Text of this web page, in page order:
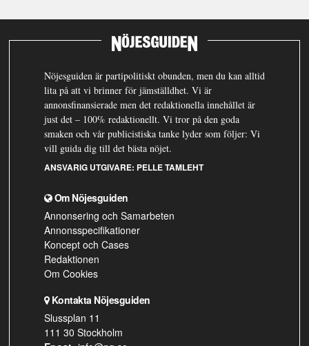
Nöjesguiden är partipolitiskt obunden, men du kan alltid
lita på att vi brinner för jämställdhet. Vi är
annonsfinansierade men det redaktionella innehållet är
just det – 100% redaktionellt. Vi tror på den goda
smaken och vår publicistiska tanke lyder som följer: Vi
vill guida dig till det bästa nöjet.
ANSVARIG UTGIVARE: PELLE TAMLEHT
Om Nöjesguiden
Annonsering och Samarbeten
Annonsspecifikationer
Koncept och Cases
Redaktionen
Om Cookies
Kontakta Nöjesguiden
Slussplan 11
111 30 Stockholm